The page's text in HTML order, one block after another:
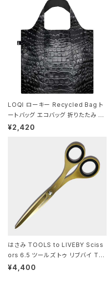
ck ジャン=ミッシェル・バスキア/クラ
ウン ブラック
LOQI ローキー Recycled Bag ト
ートバッグ エコバッグ 折りたたみ 大
きめ 撥水加工 収納ポーチ CROCO
¥2,420
はさみ TOOLS to LIVEBY Sciss
ors 6.5 ツールズ トゥ リブバイ TL
010 シザーズ 6.5 ゴールド
¥4,400